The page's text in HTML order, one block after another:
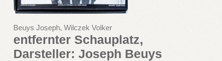
Beuys Joseph, Wilczek Volker
entfernter Schauplatz,
Darsteller: Joseph Beuys